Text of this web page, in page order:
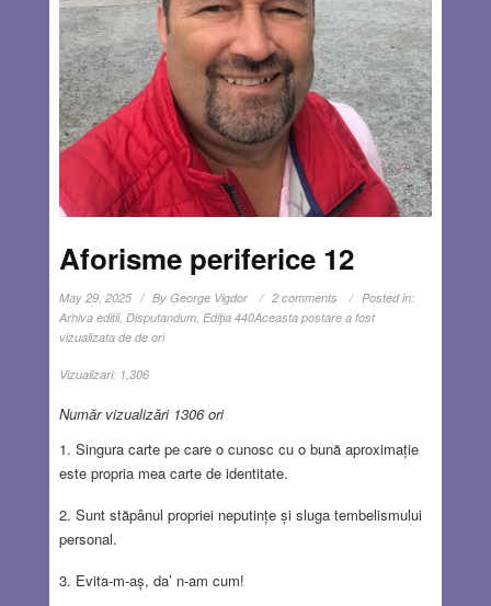
Aforisme periferice 12
May 29, 2025 By George Vigdor 2 comments
Posted in:
Arhiva editii, Disputandum, Ediţia 440Aceasta postare a fost
vizualizata de de ori
Vizualizari: 1,306
Număr vizualizări 1306 ori
1. Singura carte pe care o cunosc cu o bună aproximație
este propria mea carte de identitate.
2. Sunt stăpânul propriei neputințe și sluga tembelismului
personal.
3. Evita-m-aș, da’ n-am cum!